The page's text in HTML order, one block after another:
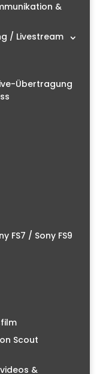
&
/ Livestream
Übertragung
FS7 / Sony FS9
Scout
&